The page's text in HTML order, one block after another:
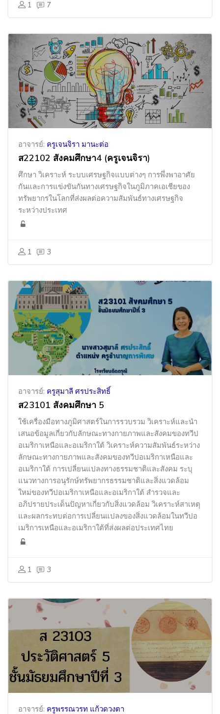
1 7
อาจารย์: ครูเจนจิรา มานะต่อ
ส22102 สังคมศึกษา4 (ครูเจนจิรา)
ศึกษา วิเคราะห์ ระบบเศรษฐกิจแบบต่างๆ การพึ่งพาอาศัย
กันและการแข่งขันกันทางเศรษฐกิจในภูมิภาคเอเชียของ
ทรัพยากรในโลกที่ส่งผลต่อความสัมพันธ์ทางเศรษฐกิจ
ระหว่างประเทศ
1 3
อาจารย์: ครูสุมาลี ศรประสิทธิ์
ส23101 สังคมศึกษา 5
ใช้เครื่องมือทางภูมิศาสตร์ในการรวบรวม วิเคราะห์และนำ
เสนอข้อมูลเกี่ยวกับลักษณะทางกายภาพและสังคมของทวีป
อเมริกาเหนือและอเมริกาใต้ วิเคราะห์ความสัมพันธ์ระหว่าง
ลักษณะทางกายภาพและสังคมของทวีปอเมริกาเหนือและ
อเมริกาใต้ การเปลี่ยนแปลงทางธรรมชาติและสังคม ระบุ
แนวทางการอนุรักษ์ทรัพยากรธรรมชาติและสิ่งแวดล้อม
ใหม่ของทวีปอเมริกาเหนือและอเมริกาใต้ สำรวจและ
อภิปรายประเด็นปัญหาเกี่ยวกับสิ่งแวดล้อม วิเคราะห์สาเหตุ
และผลกระทบต่อการเปลี่ยนแปลงของสิ่งแวดล้อมในทวีปอ
เมริการเหนือและอเมริกาใต้ที่ส่งผลต่อประเทศไทย
1 3
อาจารย์: ครูพรรณวรท แก้วดวงตา